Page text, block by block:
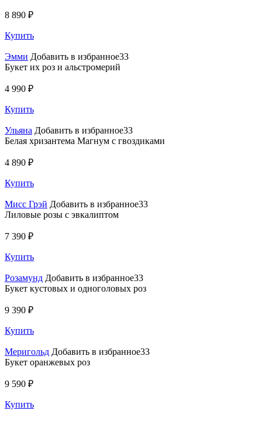
8 890 ₽
Купить
Эмми Добавить в избранное33
Букет их роз и альстромерий
4 990 ₽
Купить
Ульяна Добавить в избранное33
Белая хризантема Магнум с гвоздиками
4 890 ₽
Купить
Мисс Грэй Добавить в избранное33
Лиловые розы с эвкалиптом
7 390 ₽
Купить
Розамунд Добавить в избранное33
Букет кустовых и одноголовых роз
9 390 ₽
Купить
Меригольд Добавить в избранное33
Букет оранжевых роз
9 590 ₽
Купить